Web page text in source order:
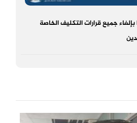
جميع قرارات التكليف الخاصة